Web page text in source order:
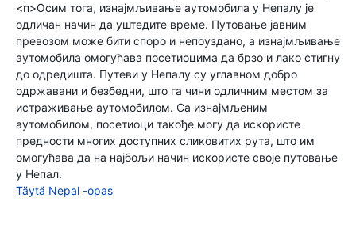
<п>Осим тога, изнајмљивање аутомобила у Непалу је
одличан начин да уштедите време. Путовање јавним
превозом може бити споро и непоуздано, а изнајмљивање
аутомобила омогућава посетиоцима да брзо и лако стигну
до одредишта. Путеви у Непалу су углавном добро
одржавани и безбедни, што га чини одличним местом за
истраживање аутомобилом. Са изнајмљеним
аутомобилом, посетиоци такође могу да искористе
предности многих доступних сликовитих рута, што им
омогућава да на најбољи начин искористе своје путовање
у Непал.
Täytä Nepal -opas